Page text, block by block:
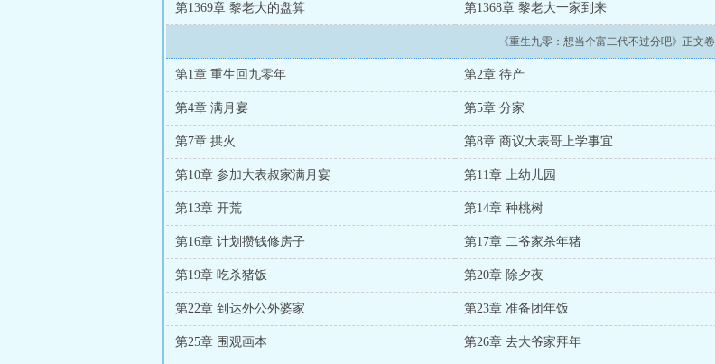
第1369章 黎老大的盘算 第1368章 黎老大一家到来
《重生九零：想当个富二代不过分吧》正文卷
第1章 重生回九零年 第2章 待产
第4章 满月宴 第5章 分家
第7章 拱火 第8章 商议大表哥上学事宜
第10章 参加大表叔家满月宴 第11章 上幼儿园
第13章 开荒 第14章 种桃树
第16章 计划攒钱修房子 第17章 二爷家杀年猪
第19章 吃杀猪饭 第20章 除夕夜
第22章 到达外公外婆家 第23章 准备团年饭
第25章 围观画本 第26章 去大爷家拜年